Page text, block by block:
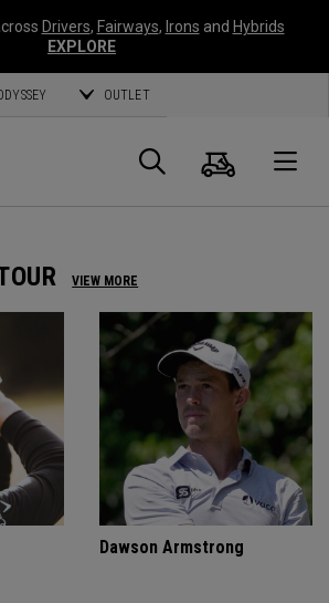
Drivers, Fairways, Irons and Hybrids
EXPLORE
OUTLET
Suche
VIEW MORE
Dawson Armstrong